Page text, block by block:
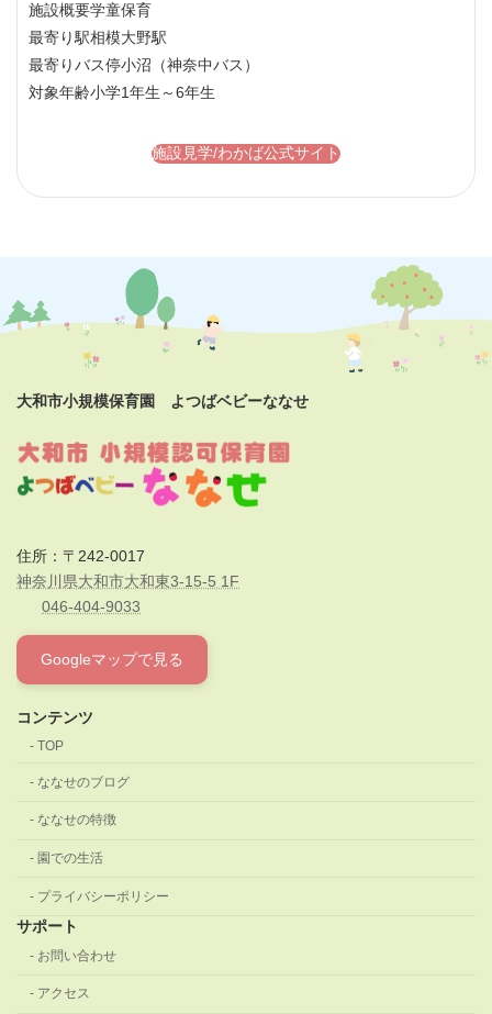
施設概要学童保育
最寄り駅相模大野駅
最寄りバス停小沼（神奈中バス）
対象年齢小学1年生～6年生
施設見学/わかば公式サイト
大和市小規模保育園 よつばベビーななせ
住所：〒242-0017
神奈川県大和市大和東3-15-5 1F
046-404-9033
Googleマップで見る
コンテンツ
TOP
ななせのブログ
ななせの特徴
園での生活
プライバシーポリシー
サポート
お問い合わせ
アクセス